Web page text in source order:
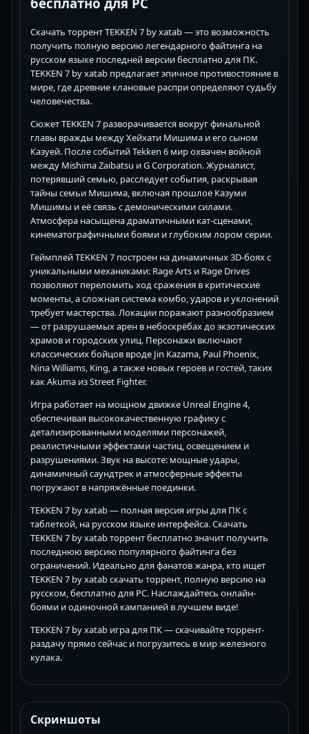
Скачать торрент TEKKEN 7 by xatab — это возможность
получить полную версию легендарного файтинга на
русском языке последней версии бесплатно для ПК.
TEKKEN 7 by xatab предлагает эпичное противостояние в
мире, где древние клановые распри определяют судьбу
человечества.
Сюжет TEKKEN 7 разворачивается вокруг финальной
главы вражды между Хейхати Мишима и его сыном
Казуей. После событий Tekken 6 мир охвачен войной
между Mishima Zaibatsu и G Corporation. Журналист,
потерявший семью, расследует события, раскрывая
тайны семьи Мишима, включая прошлое Казуми
Мишимы и её связь с демоническими силами.
Атмосфера насыщена драматичными кат-сценами,
кинематографичными боями и глубоким лором серии.
Геймплей TEKKEN 7 построен на динамичных 3D-боях с
уникальными механиками: Rage Arts и Rage Drives
позволяют переломить ход сражения в критические
моменты, а сложная система комбо, ударов и уклонений
требует мастерства. Локации поражают разнообразием
— от разрушаемых арен в небоскрёбах до экзотических
храмов и городских улиц. Персонажи включают
классических бойцов вроде Jin Kazama, Paul Phoenix,
Nina Williams, King, а также новых героев и гостей, таких
как Akuma из Street Fighter.
Игра работает на мощном движке Unreal Engine 4,
обеспечивая высококачественную графику с
детализированными моделями персонажей,
реалистичными эффектами частиц, освещением и
разрушениями. Звук на высоте: мощные удары,
динамичный саундтрек и атмосферные эффекты
погружают в напряжённые поединки.
TEKKEN 7 by xatab — полная версия игры для ПК с
таблеткой, на русском языке интерфейса. Скачать
TEKKEN 7 by xatab торрент бесплатно значит получить
последнюю версию популярного файтинга без
ограничений. Идеально для фанатов жанра, кто ищет
TEKKEN 7 by xatab скачать торрент, полную версию на
русском, бесплатно для PC. Наслаждайтесь онлайн-
боями и одиночной кампанией в лучшем виде!
TEKKEN 7 by xatab игра для ПК — скачивайте торрент-
раздачу прямо сейчас и погрузитесь в мир железного
кулака.
Скриншоты